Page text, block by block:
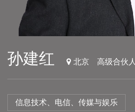
孙建红 北京 高级合伙人
信息技术、电信、传媒与娱乐